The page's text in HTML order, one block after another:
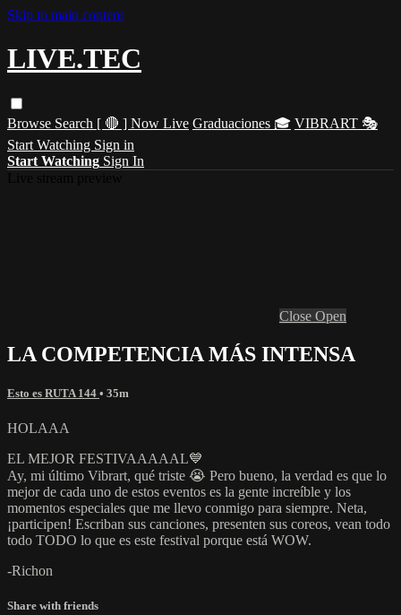
Skip to main content
LIVE.TEC
Browse Search [ 🔴 ] Now Live Graduaciones 🎓 VIBRART 🎭
Start Watching Sign in
Start Watching Sign In
Close Open
LA COMPETENCIA MÁS INTENSA
Esto es RUTA 144 • 35m
HOLAAA
EL MEJOR FESTIVAAAAAL💙
Ay, mi último Vibrart, qué triste 😭 Pero bueno, la verdad es que lo
mejor de cada uno de estos eventos es la gente increíble y los
momentos especiales que me llevo conmigo para siempre. Neta,
¡participen! Escriban sus canciones, presenten sus coreos, vean todo
todo TODO lo que es este festival porque está WOW.
-Richon
Share with friends